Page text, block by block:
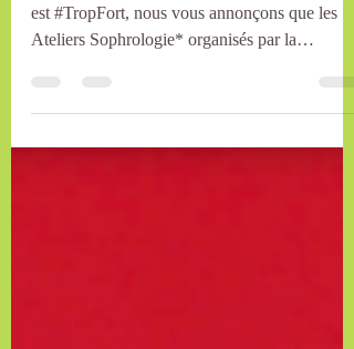
💪Parce que la devise du Téléthon cette année
est #TropFort, nous vous annonçons que les